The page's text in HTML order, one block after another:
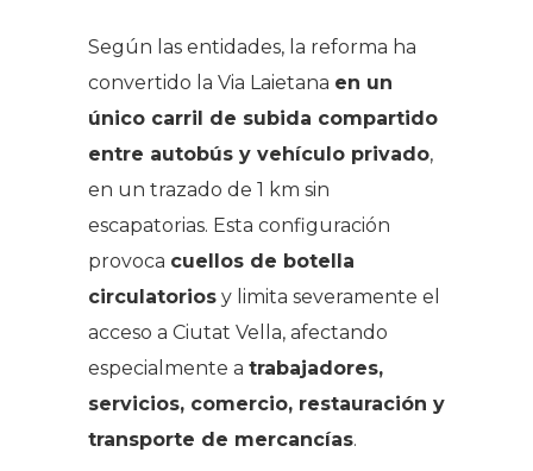
Según las entidades, la reforma ha
convertido la Via Laietana en un
único carril de subida compartido
entre autobús y vehículo privado,
en un trazado de 1 km sin
escapatorias. Esta configuración
provoca cuellos de botella
circulatorios y limita severamente el
acceso a Ciutat Vella, afectando
especialmente a trabajadores,
servicios, comercio, restauración y
transporte de mercancías.